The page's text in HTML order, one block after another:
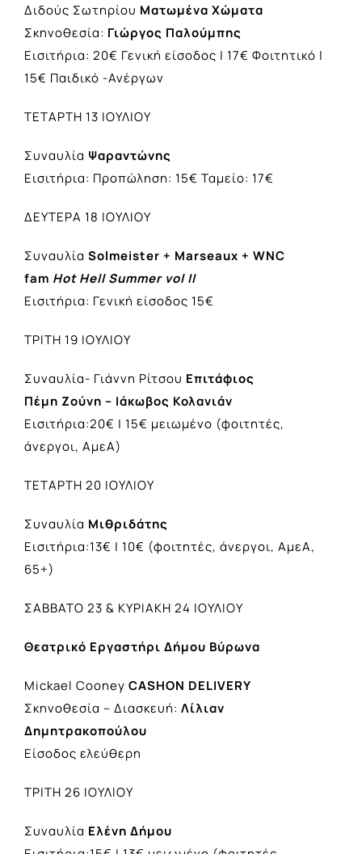
Διδούς Σωτηρίου Ματωμένα Χώματα
Σκηνοθεσία: Γιώργος Παλούμπης
Εισιτήρια: 20€ Γενική είσοδος | 17€ Φοιτητικό |
15€ Παιδικό -Ανέργων
ΤΕΤΑΡΤΗ 13 ΙΟΥΛΙΟΥ
Συναυλία Ψαραντώνης
Εισιτήρια: Προπώληση: 15€ Ταμείο: 17€
ΔΕΥΤΕΡΑ 18 ΙΟΥΛΙΟΥ
Συναυλία Solmeister + Marseaux + WNC
fam Hot Hell Summer vol II
Εισιτήρια: Γενική είσοδος 15€
ΤΡΙΤΗ 19 ΙΟΥΛΙΟΥ
Συναυλία- Γιάννη Ρίτσου Επιτάφιος
Πέμη Ζούνη – Ιάκωβος Κολανιάν
Εισιτήρια:20€ | 15€ μειωμένο (φοιτητές,
άνεργοι, ΑμεΑ)
ΤΕΤΑΡΤΗ 20 ΙΟΥΛΙΟΥ
Συναυλία Μιθριδάτης
Εισιτήρια:13€ | 10€ (φοιτητές, άνεργοι, ΑμεΑ,
65+)
ΣΑΒΒΑΤΟ 23 & ΚΥΡΙΑΚΗ 24 ΙΟΥΛΙΟΥ
Θεατρικό Εργαστήρι Δήμου Βύρωνα
Mickael Cooney CASHON DELIVERY
Σκηνοθεσία – Διασκευή: Λίλιαν
Δημητρακοπούλου
Είσοδος ελεύθερη
ΤΡΙΤΗ 26 ΙΟΥΛΙΟΥ
Συναυλία Ελένη Δήμου